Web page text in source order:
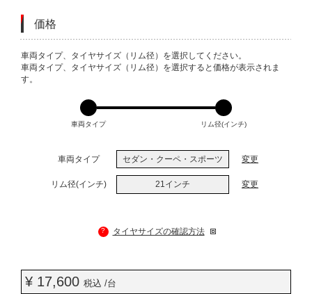
価格
VARIATIONS
車両タイプ、タイヤサイズ（リム径）を選択してください。
車両タイプ、タイヤサイズ（リム径）を選択すると価格が表示されま
す。
車両タイプ リム径(インチ)
車両タイプ セダン・クーペ・スポーツ 変更
リム径(インチ) 21インチ 変更
? タイヤサイズの確認方法
¥ 17,600 税込 /台